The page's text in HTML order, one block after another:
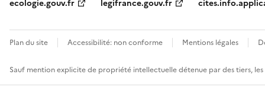
ecologie.gouv.fr
legifrance.gouv.fr
Plan du site Accessibilité: non conforme Mentions légales
Sauf mention explicite de propriété intellectuelle détenue par des tiers,